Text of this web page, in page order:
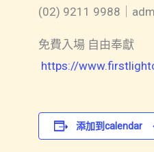
(02) 9211 9988｜
免費入場 自由奉獻
https://
添加到calendar